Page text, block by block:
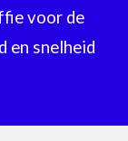
voor de
en snelheid